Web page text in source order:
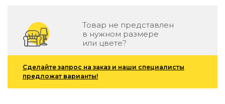
Товар не представлен
в нужном размере
или цвете?
Сделайте запрос на заказ и наши специалисты
предложат варианты!